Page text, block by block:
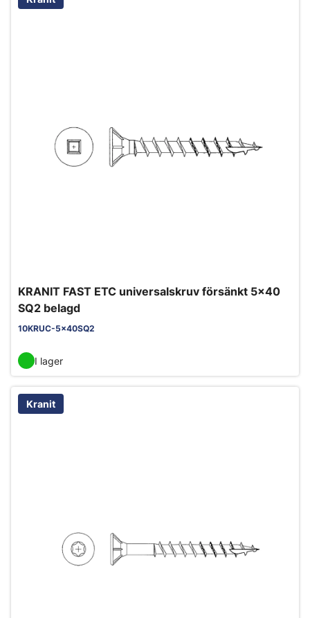
KRANIT FAST ETC universalskruv försänkt 5x40
SQ2 belagd
10KRUC-5x40SQ2
I lager
Kranit